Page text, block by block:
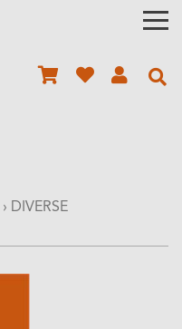
› DIVERSE